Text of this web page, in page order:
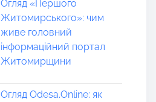
Огляд «Першого
Житомирського»: чим
живе головний
інформаційний портал
Житомирщини
Огляд Odesa.Online: як